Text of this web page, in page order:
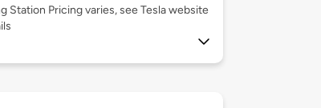
Station Pricing varies, see Tesla website